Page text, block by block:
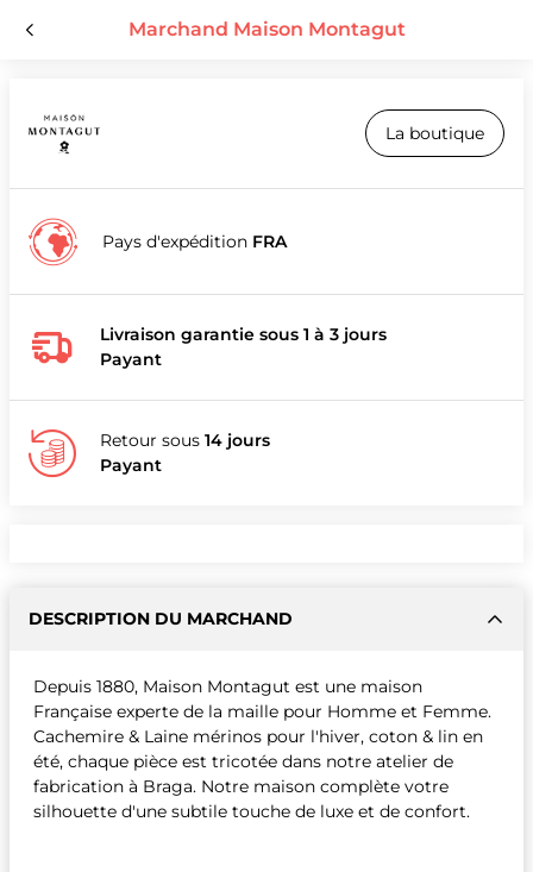
Marchand Maison Montagut
La boutique
Pays d'expédition FRA
Livraison garantie sous 1 à 3 jours
Payant
Retour sous 14 jours
Payant
DESCRIPTION DU MARCHAND
Depuis 1880, Maison Montagut est une maison
Française experte de la maille pour Homme et Femme.
Cachemire & Laine mérinos pour l'hiver, coton & lin en
été, chaque pièce est tricotée dans notre atelier de
fabrication à Braga. Notre maison complète votre
silhouette d'une subtile touche de luxe et de confort.